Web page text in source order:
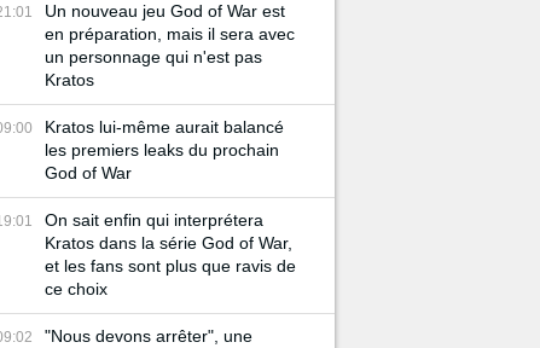
Un nouveau jeu God of War est
en préparation, mais il sera avec
un personnage qui n'est pas
Kratos
Kratos lui-même aurait balancé
les premiers leaks du prochain
God of War
On sait enfin qui interprétera
Kratos dans la série God of War,
et les fans sont plus que ravis de
ce choix
"Nous devons arrêter", une